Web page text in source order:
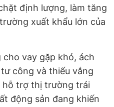
định lượng, làm tăng
xuất khẩu lớn của
vay gặp khó, ách
công và thiếu vắng
hỗ trợ thị trường trái
động sản đang khiến